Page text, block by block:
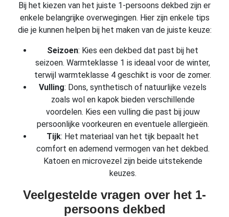
Bij het kiezen van het juiste 1-persoons dekbed zijn er
enkele belangrijke overwegingen. Hier zijn enkele tips
die je kunnen helpen bij het maken van de juiste keuze:
Seizoen: Kies een dekbed dat past bij het
seizoen. Warmteklasse 1 is ideaal voor de winter,
terwijl warmteklasse 4 geschikt is voor de zomer.
Vulling: Dons, synthetisch of natuurlijke vezels
zoals wol en kapok bieden verschillende
voordelen. Kies een vulling die past bij jouw
persoonlijke voorkeuren en eventuele allergieën.
Tijk: Het materiaal van het tijk bepaalt het
comfort en ademend vermogen van het dekbed.
Katoen en microvezel zijn beide uitstekende
keuzes.
Veelgestelde vragen over het 1-
persoons dekbed